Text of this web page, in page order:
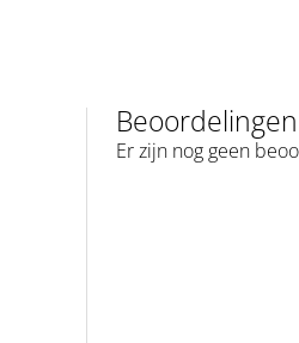
Beoordelingen
Er zijn nog geen